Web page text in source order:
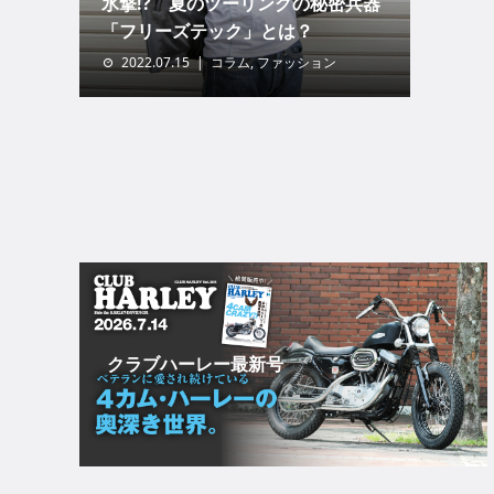
「フリーズテック」とは？
2022.07.15 コラム,ファッション
クラブハーレー最新号